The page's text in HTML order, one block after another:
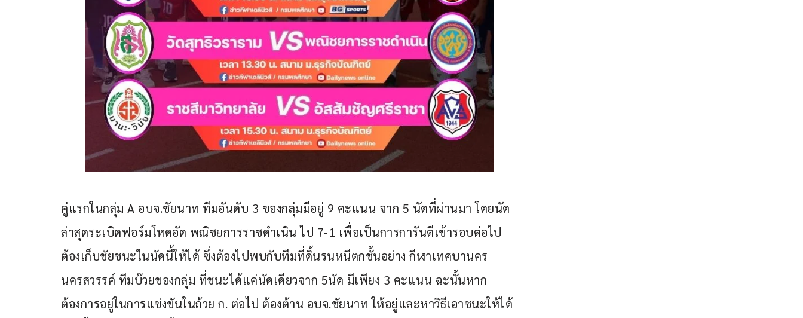
คู่แรกในกลุ่ม A อบจ.ชัยนาท ทีมอันดับ 3 ของกลุ่มมีอยู่ 9 คะแนน จาก 5 นัดที่ผ่านมา โดยนัด
ล่าสุดระเบิดฟอร์มโหดอัด พณิชยการราชดำเนิน ไป 7-1 เพื่อเป็นการการันตีเข้ารอบต่อไป
ต้องเก็บชัยชนะในนัดนี้ให้ได้ ซึ่งต้องไปพบกับทีมที่ดิ้นรนหนีตกชั้นอย่าง กีฬาเทศบานคร
นครสวรรค์ ทีมบ๊วยของกลุ่ม ที่ชนะได้แค่นัดเดียวจาก 5นัด มีเพียง 3 คะแนน ฉะนั้นหาก
ต้องการอยู่ในการแข่งขันในถ้วย ก. ต่อไป ต้องต้าน อบจ.ชัยนาท ให้อยู่และหาวิธีเอาชนะให้ได้